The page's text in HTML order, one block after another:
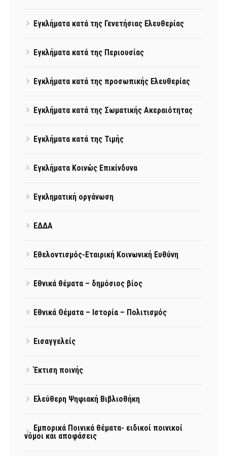
Εγκλήματα κατά της Γενετήσιας Ελευθερίας
Εγκλήματα κατά της Περιουσίας
Εγκλήματα κατά της προσωπικής Ελευθερίας
Εγκλήματα κατά της Σωματικής Ακεραιότητας
Εγκλήματα κατά της Τιμής
Εγκλήματα Κοινώς Επικίνδυνα
Εγκληματική οργάνωση
ΕΔΔΑ
Εθελοντισμός-Εταιρική Κοινωνική Ευθύνη
Εθνικά θέματα – δημόσιος βίος
Εθνικά Θέματα – Ιστορία – Πολιτισμός
Εισαγγελείς
Έκτιση ποινής
Ελεύθερη Ψηφιακή Βιβλιοθήκη
Εμπορικά Ποινικά θέματα- ειδικοί ποινικοί
νόμοι και αποφάσεις